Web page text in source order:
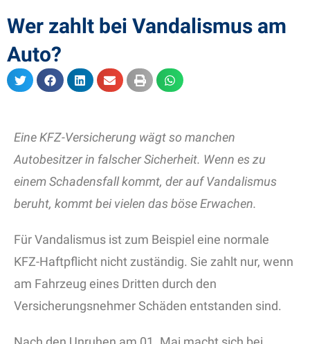
Wer zahlt bei Vandalismus am
Auto?
Eine KFZ-Versicherung wägt so manchen
Autobesitzer in falscher Sicherheit. Wenn es zu
einem Schadensfall kommt, der auf Vandalismus
beruht, kommt bei vielen das böse Erwachen.
Für Vandalismus ist zum Beispiel eine normale
KFZ-Haftpflicht nicht zuständig. Sie zahlt nur, wenn
am Fahrzeug eines Dritten durch den
Versicherungsnehmer Schäden entstanden sind.